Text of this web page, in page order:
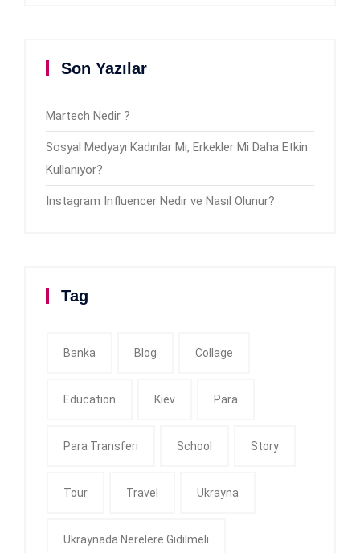
Son Yazılar
Martech Nedir ?
Sosyal Medyayı Kadınlar Mı, Erkekler Mi Daha Etkin
Kullanıyor?
Instagram Influencer Nedir ve Nasıl Olunur?
Tag
Banka Blog Collage
Education Kiev Para
Para Transferi School Story
Tour Travel Ukrayna
Ukraynada Nerelere Gidilmeli